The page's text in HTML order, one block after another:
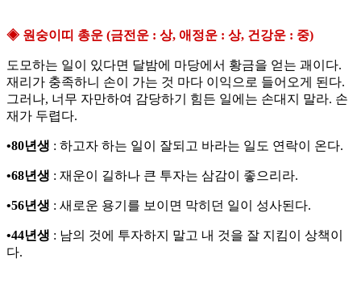
◈ 원숭이띠 총운 (금전운 : 상, 애정운 : 상, 건강운 : 중)
도모하는 일이 있다면 달밤에 마당에서 황금을 얻는 괘이다.
재리가 충족하니 손이 가는 것 마다 이익으로 들어오게 된다.
그러나, 너무 자만하여 감당하기 힘든 일에는 손대지 말라. 손
재가 두렵다.
•80년생 : 하고자 하는 일이 잘되고 바라는 일도 연락이 온다.
•68년생 : 재운이 길하나 큰 투자는 삼감이 좋으리라.
•56년생 : 새로운 용기를 보이면 막히던 일이 성사된다.
•44년생 : 남의 것에 투자하지 말고 내 것을 잘 지킴이 상책이
다.